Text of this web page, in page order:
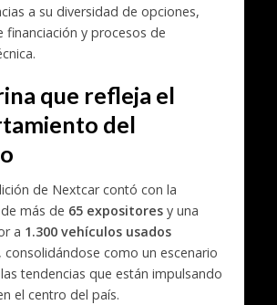
a su diversidad de opciones,
financiación y procesos de
que refleja el
del
de Nextcar contó con la
más de 65 expositoresy una
a 1.300 vehículos usados
consolidándose como un escenario
tendencias que están impulsando
el centro del país.